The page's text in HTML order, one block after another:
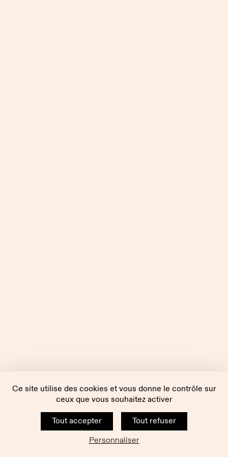
Ce site utilise des cookies et vous donne le contrôle sur
ceux que vous souhaitez activer
Tout accepter
Tout refuser
Personnaliser